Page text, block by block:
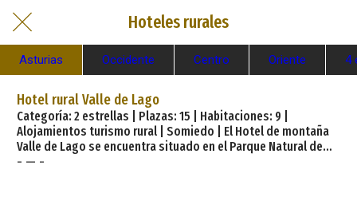
Hoteles rurales
Asturias Occidente Centro Oriente 4
Hotel rural Valle de Lago
Categoría: 2 estrellas | Plazas: 15 | Habitaciones: 9 |
Alojamientos turismo rural | Somiedo | El Hotel de montaña
Valle de Lago se encuentra situado en el Parque Natural de
Somiedo en el pueblo del mismo nombre, Valle de Lago, a
- — -